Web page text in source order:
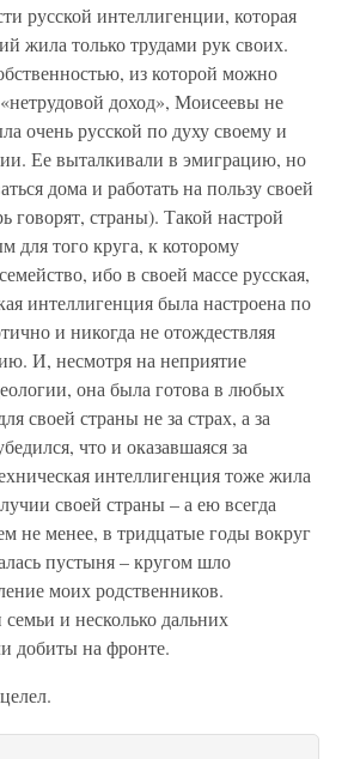
русской интеллигенции, которая
жила только трудами рук своих.
из которой можно
доход», Моисеевы не
очень русской по духу своему и
Ее выталкивали в эмиграцию, но
дома и работать на пользу своей
говорят, страны). Такой настрой
для того круга, к которому
ибо в своей массе русская,
интеллигенция была настроена по
и никогда не отождествляя
И, несмотря на неприятие
она была готова в любых
своей страны не за страх, а за
что и оказавшаяся за
интеллигенция тоже жила
своей страны – а ею всегда
не менее, в тридцатые годы вокруг
пустыня – кругом шло
моих родственников.
и несколько дальних
добиты на фронте.